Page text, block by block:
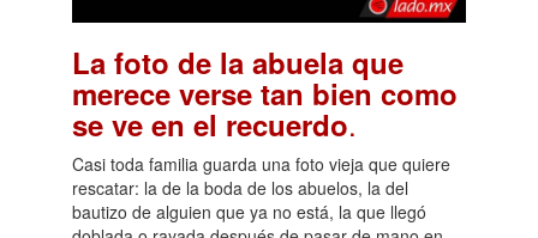
La foto de la abuela que
merece verse tan bien como
se ve en el recuerdo.
Casi toda familia guarda una foto vieja que quiere
rescatar: la de la boda de los abuelos, la del
bautizo de alguien que ya no está, la que llegó